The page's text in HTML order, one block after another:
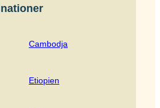
Cambodja
Etiopien